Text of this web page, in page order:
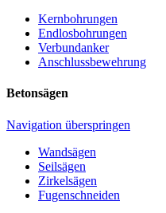
Kernbohrungen
Endlosbohrungen
Verbundanker
Anschlussbewehrung
Betonsägen
Navigation überspringen
Wandsägen
Seilsägen
Zirkelsägen
Fugenschneiden